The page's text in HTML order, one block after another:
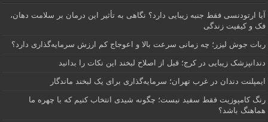
آیا ارتودنسی فقط جنبه زیبایی دارد؟ نگاهی به تأثیر این درمان بر سلامت دهان،
فک و کیفیت زندگی
ربات جوش لیزر؛ چه زمانی سرعت بالا و اعوجاج کم ارزش سرمایه‌گذاری دارد؟
دندانپزشک زیبایی در کرج؛ قبل از اصلاح لبخند این نکات را بدانید
ایمپلنت دندان در غرب تهران؛ سرمایه‌گذاری برای یک لبخند ماندگار
رنگ کامپوزیت فقط سفید نیست؛ چگونه شیدی انتخاب کنیم که با چهره ما
هماهنگ باشد؟